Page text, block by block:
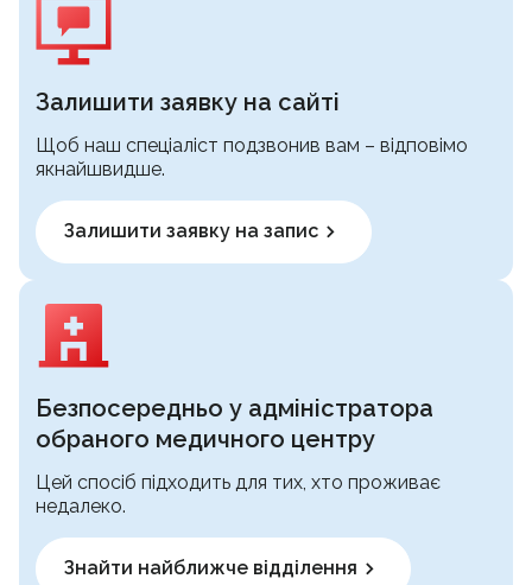
Залишити заявку на сайті
Щоб наш спеціаліст подзвонив вам – відповімо
якнайшвидше.
Залишити заявку на запис
Безпосередньо у адміністратора
обраного медичного центру
Цей спосіб підходить для тих, хто проживає
недалеко.
Знайти найближче відділення